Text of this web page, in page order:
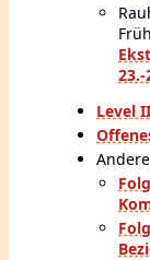
Level